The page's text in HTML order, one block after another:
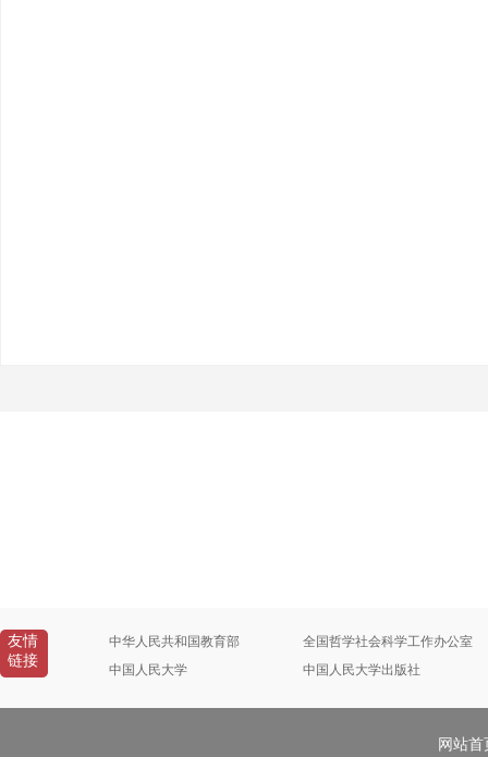
友情
链接
中华人民共和国教育部
全国哲学社会科学工作办公室
中国人民大学
中国人民大学出版社
网站首